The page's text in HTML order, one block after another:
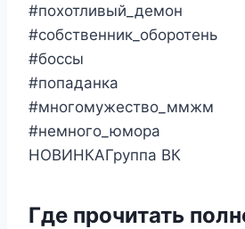
#похотливый_демон
#собственник_оборотень
#боссы
#попаданка
#многомужество_ммжм
#немного_юмора
НОВИНКАГруппа ВК
Где прочитать